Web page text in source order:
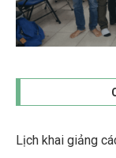
Lịch khai giảng